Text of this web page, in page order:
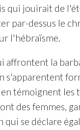
qui jouirait de
par-dessus le
l'hébraïsme.
affrontent la
s'apparentent
témoignent les
des femmes,
se déclare